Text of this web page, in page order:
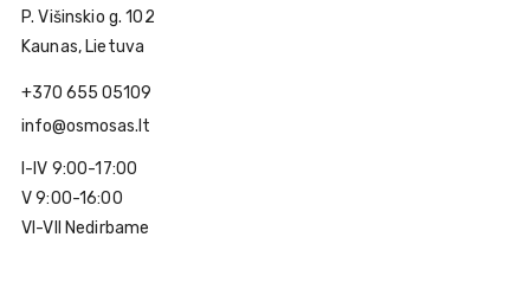
P. Višinskio g. 102
Kaunas, Lietuva
+370 655 05109
info@osmosas.lt
I-IV 9:00-17:00
V 9:00-16:00
VI-VII Nedirbame